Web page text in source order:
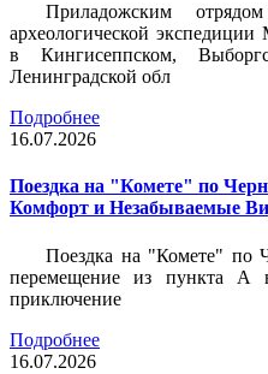
Приладожским
археологической
в Кингисеппском,
Ленинградской обл
Подробнее
16.07.2026
Поездка на "Комете" по
Комфорт и Незабываемые
Поездка на "Комете" по
перемещение из пункта А
приключение
Подробнее
16.07.2026